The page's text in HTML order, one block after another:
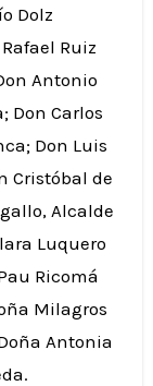
Dolz
Ruiz
Antonio
Don Carlos
Don Luis
Cristóbal de
Alcalde
Luquero
Ricomá
Milagros
Antonia